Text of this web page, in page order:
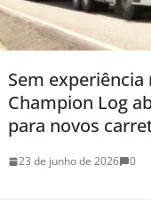
Sem experiência
Champion Log
para novos
23 de junho de 2026 0